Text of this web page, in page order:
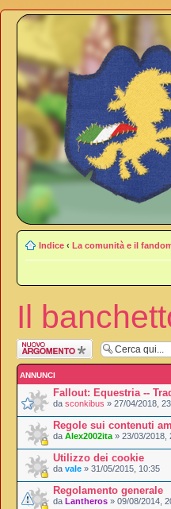
Indice ‹ La comunità e il
Il
Scrivi un nuovo
argomento
ANNUNCI
Fallout: Equestria --
da sconkibus » 27/04/2018,
Regole sui contenuti
da Alex2002ita » 23/03/2018,
Utilizzo dei cookie
da vale » 31/05/2015, 10:35
Regolamento generale
da Lantheros » 09/08/2014,